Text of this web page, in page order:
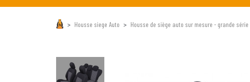
Housse siege Auto Housse de siège auto sur mesure - grande série